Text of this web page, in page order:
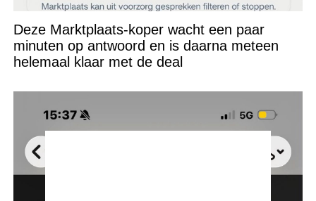
Deze Marktplaats-koper wacht een paar
minuten op antwoord en is daarna meteen
helemaal klaar met de deal